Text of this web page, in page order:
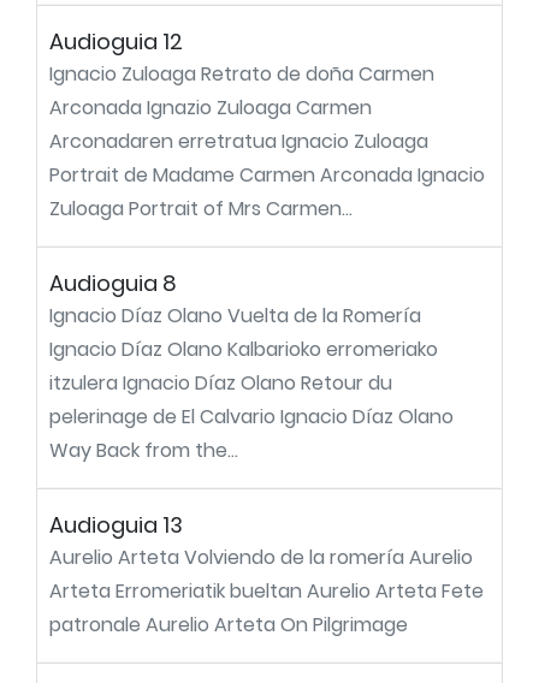
Audioguia 12
Ignacio Zuloaga Retrato de doña Carmen
Arconada Ignazio Zuloaga Carmen
Arconadaren erretratua Ignacio Zuloaga
Portrait de Madame Carmen Arconada Ignacio
Zuloaga Portrait of Mrs Carmen...
Audioguia 8
Ignacio Díaz Olano Vuelta de la Romería
Ignacio Díaz Olano Kalbarioko erromeriako
itzulera Ignacio Díaz Olano Retour du
pelerinage de El Calvario Ignacio Díaz Olano
Way Back from the...
Audioguia 13
Aurelio Arteta Volviendo de la romería Aurelio
Arteta Erromeriatik bueltan Aurelio Arteta Fete
patronale Aurelio Arteta On Pilgrimage